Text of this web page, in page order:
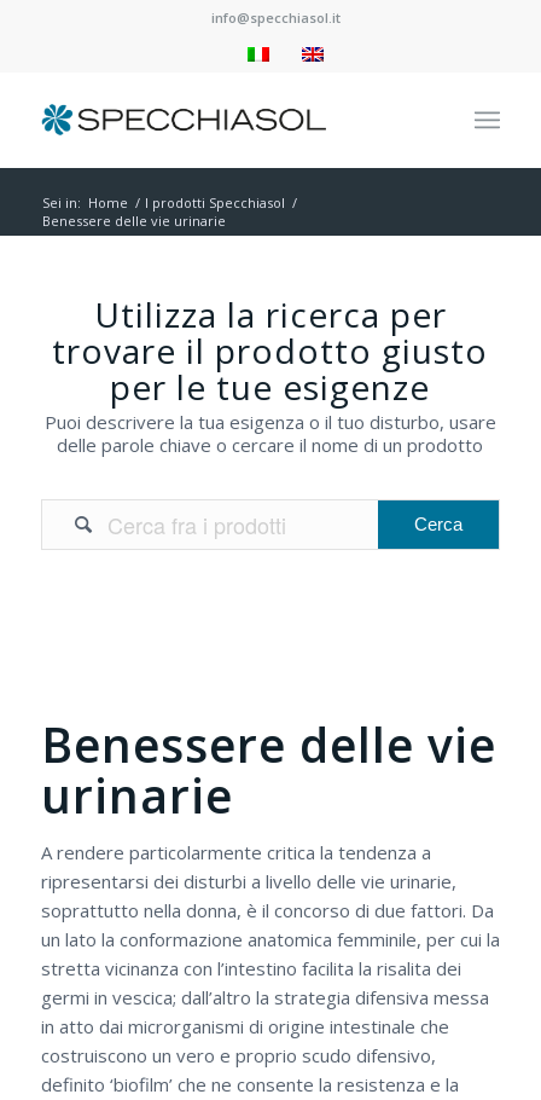
info@specchiasol.it
Sei in: Home / I prodotti Specchiasol /
Benessere delle vie urinarie
Utilizza la ricerca per
trovare il prodotto giusto
per le tue esigenze
Puoi descrivere la tua esigenza o il tuo disturbo, usare
delle parole chiave o cercare il nome di un prodotto

Benessere delle vie
urinarie
A rendere particolarmente critica la tendenza a
ripresentarsi dei disturbi a livello delle vie urinarie,
soprattutto nella donna, è il concorso di due fattori. Da
un lato la conformazione anatomica femminile, per cui la
stretta vicinanza con l’intestino facilita la risalita dei
germi in vescica; dall’altro la strategia difensiva messa
in atto dai microrganismi di origine intestinale che
costruiscono un vero e proprio scudo difensivo,
definito ‘biofilm’ che ne consente la resistenza e la